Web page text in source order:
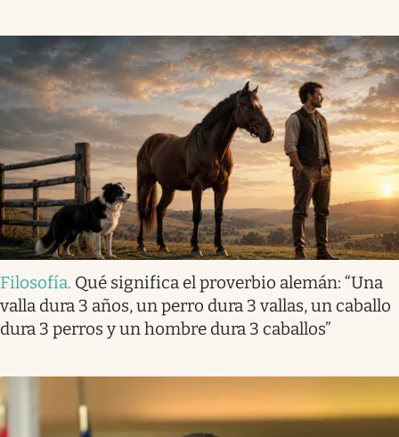
Filosofía. Qué significa el proverbio alemán: “Una
valla dura 3 años, un perro dura 3 vallas, un caballo
dura 3 perros y un hombre dura 3 caballos”